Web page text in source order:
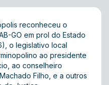
reconheceu o
GO em prol do Estado
o legislativo local
ao presidente
ao conselheiro
Filho, e a outros